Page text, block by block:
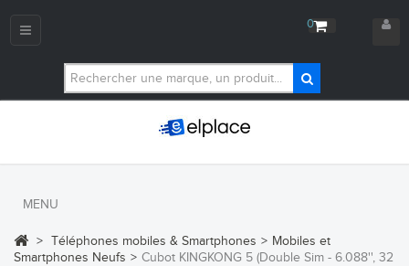
0
Navigation
MENU
> Téléphones mobiles & Smartphones > Mobiles et
Smartphones Neufs > Cubot KINGKONG 5 (Double Sim - 6.088'', 32